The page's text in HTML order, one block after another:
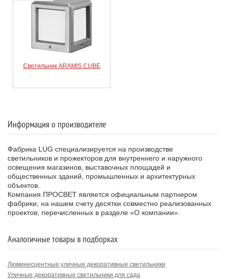
Светильник ARAMIS CUBE
Информация о производителе
Фабрика LUG специализируется на производстве
светильников и прожекторов для внутреннего и наружного
освещения магазинов, выставочных площадей и
общественных зданий, промышленных и архитектурных
объектов.
Компания ПРОСВЕТ является официальным партнером
фабрики, на нашем счету десятки совместно реализованных
проектов, перечисленных в разделе «О компании».
Аналогичные товары в подборках
Люминесцентные уличные декоративные светильники
Уличные декоративные светильники для сада